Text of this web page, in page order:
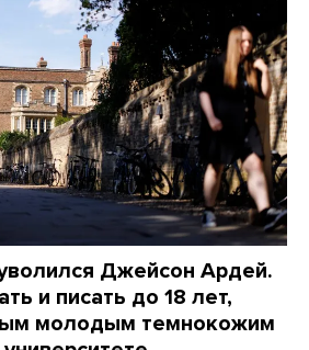
Джейсон Ардей.
и писать до 18 лет,
молодым темнокожим